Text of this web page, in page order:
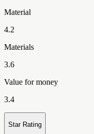
Material
4.2
Materials
3.6
Value for money
3.4
Star Rating